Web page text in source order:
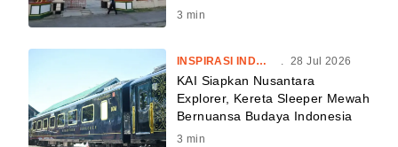
3 min
INSPIRASI INDONESIA . 28 Jul 2026
KAI Siapkan Nusantara
Explorer, Kereta Sleeper Mewah
Bernuansa Budaya Indonesia
3 min